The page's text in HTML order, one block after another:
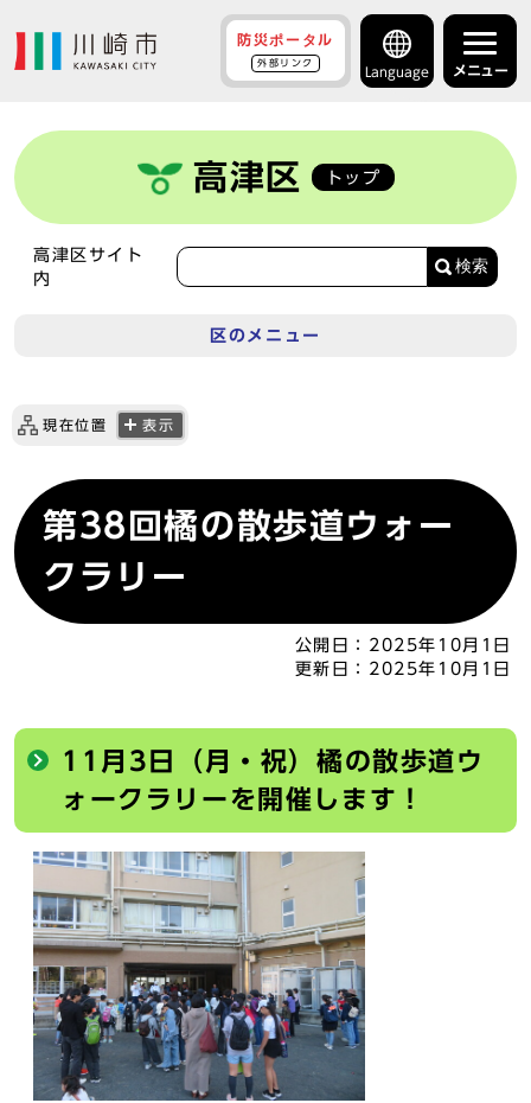
防災ポータル
外部リンク
Language メニュー
高津区 トップ
高津区サイト
内
検索
区のメニュー
現在位置 表示
第38回橘の散歩道ウォー
クラリー
公開日： 2025年10月1日
更新日： 2025年10月1日
11月3日（月・祝）橘の散歩道ウ
ォークラリーを開催します！